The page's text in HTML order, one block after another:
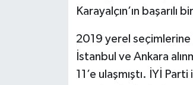
Karayalçın’ın başarılı
2019 yerel seçimlerine
İstanbul ve Ankara
11’e ulaşmıştı. İYİ